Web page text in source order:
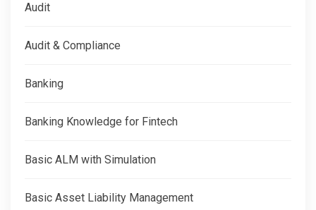
Audit
Audit & Compliance
Banking
Banking Knowledge for Fintech
Basic ALM with Simulation
Basic Asset Liability Management